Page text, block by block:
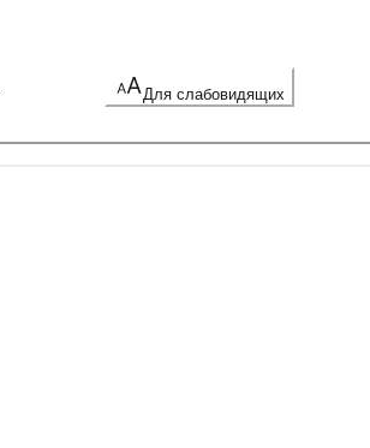
Для слабовидящих